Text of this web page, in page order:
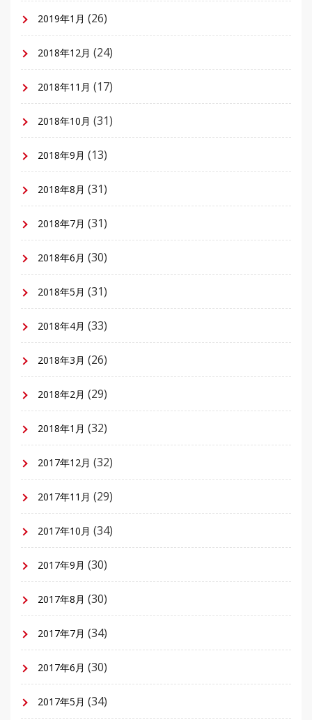
2019年1月 (26)
2018年12月 (24)
2018年11月 (17)
2018年10月 (31)
2018年9月 (13)
2018年8月 (31)
2018年7月 (31)
2018年6月 (30)
2018年5月 (31)
2018年4月 (33)
2018年3月 (26)
2018年2月 (29)
2018年1月 (32)
2017年12月 (32)
2017年11月 (29)
2017年10月 (34)
2017年9月 (30)
2017年8月 (30)
2017年7月 (34)
2017年6月 (30)
2017年5月 (34)